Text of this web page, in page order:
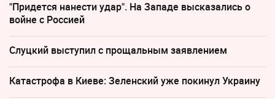
"Придется нанести удар". На Западе высказались о
войне с Россией
Слуцкий выступил с прощальным заявлением
Катастрофа в Киеве: Зеленский уже покинул Украину